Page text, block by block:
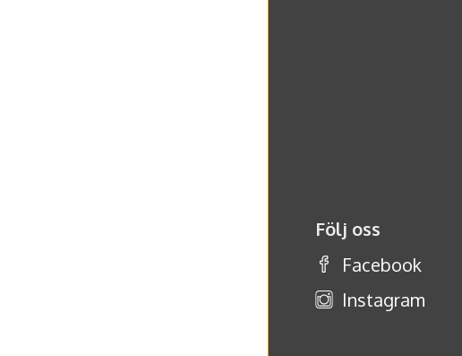
Följ oss
Facebook
Instagram